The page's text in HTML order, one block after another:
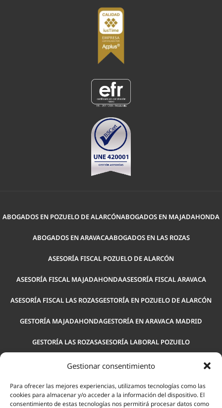
Gestionar consentimiento
Para ofrecer las mejores experiencias, utilizamos tecnologías como las
cookies para almacenar y/o acceder a la información del dispositivo. El
consentimiento de estas tecnologías nos permitirá procesar datos como
ABOGADOS EN POZUELO DE ALARCÓNABOGADOS EN MAJADAHONDA
ABOGADOS EN ARAVACAABOGADOS EN LAS ROZAS
ASESORÍA FISCAL POZUELO DE ALARCÓN
ASESORÍA FISCAL MAJADAHONDAASESORÍA FISCAL ARAVACA
ASESORÍA FISCAL LAS ROZASGESTORÍA EN POZUELO DE ALARCÓN
GESTORÍA MAJADAHONDAGESTORÍA EN ARAVACA MADRID
GESTORÍA LAS ROZASASESORÍA LABORAL POZUELO
ASESORÍA LABORAL MAJADAHONDAASESORÍA LABORAL ARAVACA
ASESORÍA PARA EMPRESAS POZUELOASESORÍA LEGAL POZUELO
ASESORÍA LABORAL LAS ROZAS